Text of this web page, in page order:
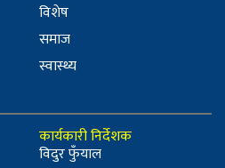
विशेष
समाज
स्वास्थ्य
कार्यकारी निर्देशक
विदुर फुँयाल